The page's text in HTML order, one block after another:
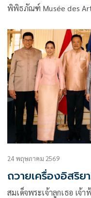
พิพิธภัณฑ์ Musée des
24 พฤษภาคม 2569
ถวายเครื่องอิสริ
สมเด็จพระเจ้าลูกเธอ เ